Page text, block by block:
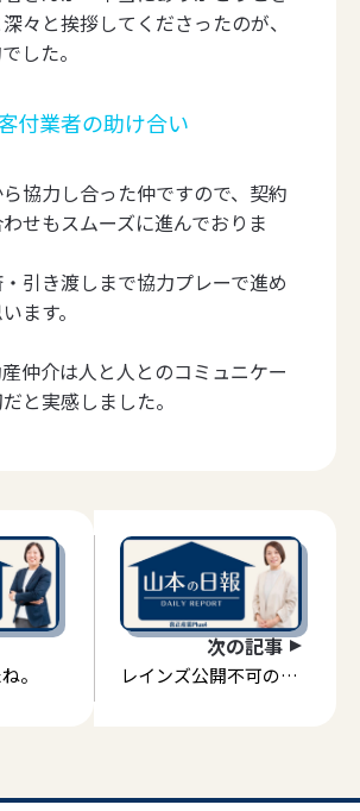
々と挨拶してくださったのが、
した。
付業者の助け合い
協力し合った仲ですので、契約
せもスムーズに進んでおりま
引き渡しまで協力プレーで進め
ます。
仲介は人と人とのコミュニケー
と実感しました。
。
次の記事
レインズ公開不可のア